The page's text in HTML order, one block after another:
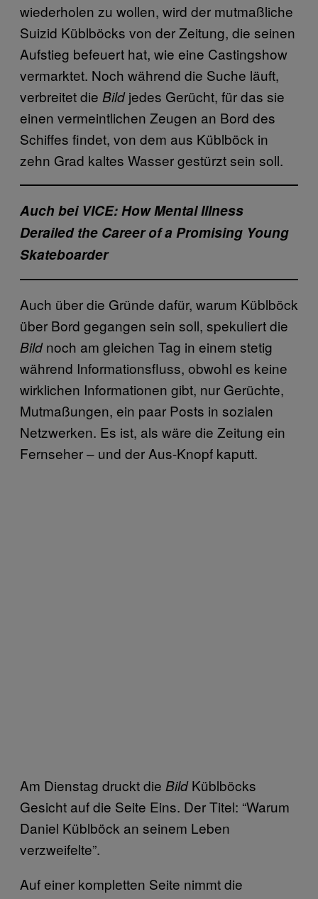
wiederholen zu wollen, wird der mutmaßliche
Suizid Küblböcks von der Zeitung, die seinen
Aufstieg befeuert hat, wie eine Castingshow
vermarktet. Noch während die Suche läuft,
verbreitet die Bildjedes Gerücht, für das sie
einen vermeintlichen Zeugen an Bord des
Schiffes findet, von dem aus Küblböck in
zehn Grad kaltes Wasser gestürzt sein soll.
Auch bei VICE: How Mental Illness
Derailed the Career of a Promising Young
Skateboarder
Auch über die Gründe dafür, warum Küblböck
über Bord gegangen sein soll, spekuliert die
Bildnoch am gleichen Tag in einem stetig
während Informationsfluss, obwohl es keine
wirklichen Informationen gibt, nur Gerüchte,
Mutmaßungen, ein paar Posts in sozialen
Netzwerken. Es ist, als wäre die Zeitung ein
Fernseher – und der Aus-Knopf kaputt.
Am Dienstag druckt die BildKüblböcks
Gesicht auf die Seite Eins. Der Titel: “Warum
Daniel Küblböck an seinem Leben
verzweifelte”.
Auf einer kompletten Seite nimmt die